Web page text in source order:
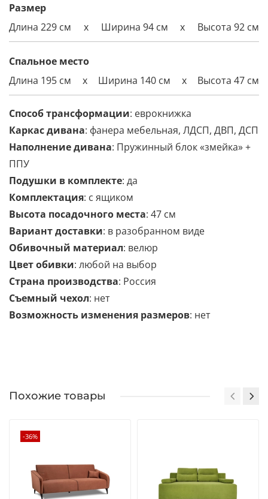
Размер
Длина 229 см
x Ширина 94 см x Высота 92 см
Спальное место
Длина 195 см
x Ширина 140 см x Высота 47 см
Способ трансформации: еврокнижка
Каркас дивана: фанера мебельная, ЛДСП, ДВП, ДСП
Наполнение дивана: Пружинный блок «змейка» +
ППУ
Подушки в комплекте: да
Комплектация: с ящиком
Высота посадочного места: 47 см
Вариант доставки: в разобранном виде
Обивочный материал: велюр
Цвет обивки: любой на выбор
Страна производства: Россия
Съемный чехол: нет
Возможность изменения размеров: нет
Похожие товары
-36%